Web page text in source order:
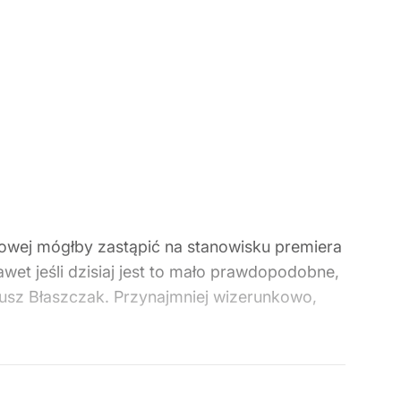
mógłby zastąpić na stanowisku premiera
jeśli dzisiaj jest to mało prawdopodobne,
Błaszczak. Przynajmniej wizerunkowo,